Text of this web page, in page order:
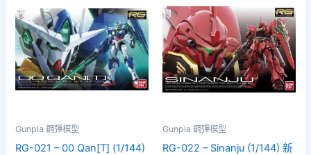
Gunpla 鋼彈模型
RG-021 – 00 Qan[T] (1/144)
Gunpla 鋼彈模型
RG-022 – Sinanju (1/144) 新